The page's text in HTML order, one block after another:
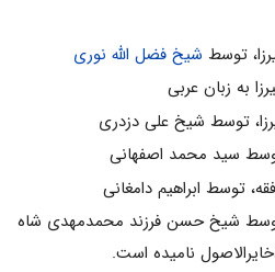
توسط شیخ فضل الله نوری
به زبان عربی
توسط شیخ علی دزدری
سید محمد اصفهانی
توسط ابراهیم دامغانی
شیخ حسن فرزند محمدمهدی شاه
نامیده است.